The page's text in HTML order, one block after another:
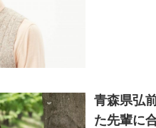
青森県弘
た先輩に